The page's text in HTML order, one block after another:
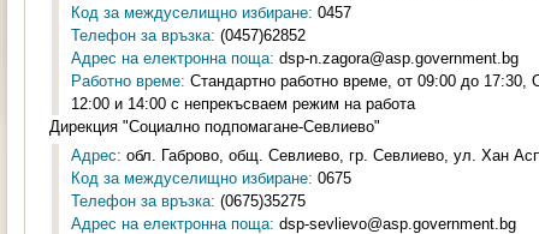
Код за междуселищно избиране: 0457
Телефон за връзка: (0457)62852
Адрес на електронна поща: dsp-n.zagora@asp.government.bg
Работно време: Стандартно работно време, от 09:00 до
12:00 и 14:00 с непрекъсваем режим на работа
Дирекция "Социално подпомагане-Севлиево"
Адрес: обл. Габрово, общ. Севлиево, гр. Севлиево, ул. Хан
Код за междуселищно избиране: 0675
Телефон за връзка: (0675)35275
Адрес на електронна поща: dsp-sevlievo@asp.government.bg